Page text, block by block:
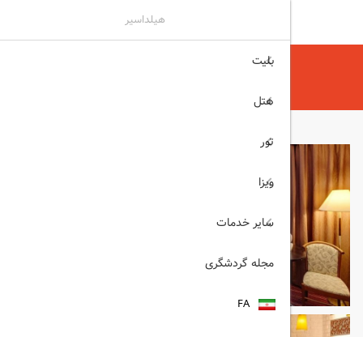
هیلداسیر
هیلداسیر
بلیت
هتل
تور
ویزا
سایر خدمات
مجله گردشگری
FA